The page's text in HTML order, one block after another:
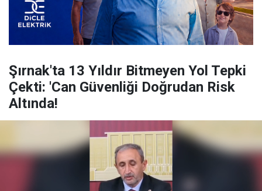
Şırnak'ta 13 Yıldır Bitmeyen Yol Tepki
Çekti: 'Can Güvenliği Doğrudan Risk
Altında!